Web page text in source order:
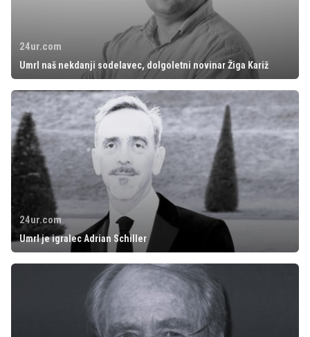
24ur.com
Umrl naš nekdanji sodelavec, dolgoletni novinar Žiga Kariž
24ur.com
Umrl je igralec Adrian Schiller